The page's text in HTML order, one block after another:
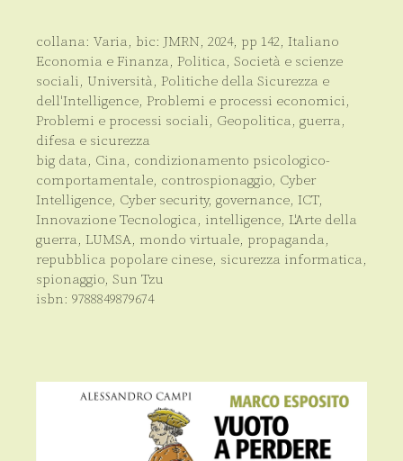
collana: Varia, bic: JMRN, 2024, pp 142, Italiano
Economia e Finanza, Politica, Società e scienze
sociali, Università, Politiche della Sicurezza e
dell'Intelligence, Problemi e processi economici,
Problemi e processi sociali, Geopolitica, guerra,
difesa e sicurezza
big data, Cina, condizionamento psicologico-
comportamentale, controspionaggio, Cyber
Intelligence, Cyber security, governance, ICT,
Innovazione Tecnologica, intelligence, L'Arte della
guerra, LUMSA, mondo virtuale, propaganda,
repubblica popolare cinese, sicurezza informatica,
spionaggio, Sun Tzu
isbn: 9788849879674